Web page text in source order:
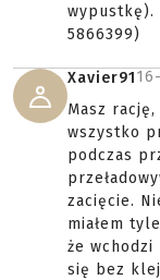
wypustkę).
5866399)
Xavier91
Masz
wszystko
podczas
zacięcie.
miałem
że
się bez